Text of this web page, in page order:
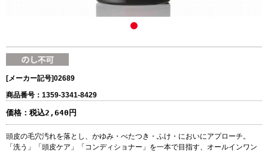
[メーカー記号]02689
商品番号：1359-3341-8429
価格： 税込2,640円
頭皮の毛穴汚れを落とし、かゆみ・べたつき・ふけ・においにアプローチ。
「洗う」「頭皮ケア」「コンディショナー」を一本で目指す、オールインワン